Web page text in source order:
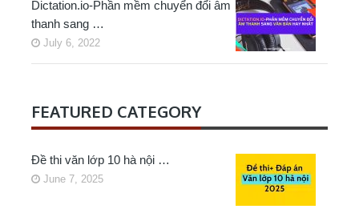
Dictation.io-Phần mềm chuyển đổi âm
thanh sang …
July 6, 2022
FEATURED CATEGORY
Đề thi văn lớp 10 hà nội …
June 7, 2025